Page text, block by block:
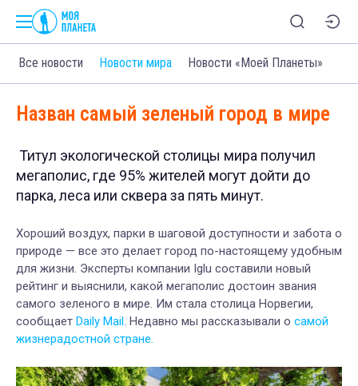
Все новости Новости мира Новости «Моей Планеты»
Назван самый зеленый город в мире
Титул экологической столицы мира получил
мегаполис, где 95% жителей могут дойти до
парка, леса или сквера за пять минут.
Хороший воздух, парки в шаговой доступности и забота о
природе — все это делает город по-настоящему удобным
для жизни. Эксперты компании Iglu составили новый
рейтинг и выяснили, какой мегаполис достоин звания
самого зеленого в мире. Им стала столица Норвегии,
сообщает Daily Mail. Недавно мы рассказывали о самой
жизнерадостной стране.